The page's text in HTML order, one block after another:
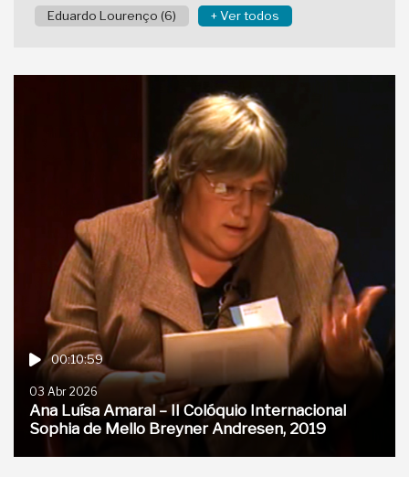
Eduardo Lourenço (6)
+ Ver todos
00:10:59
03 Abr 2026
Ana Luísa Amaral – II Colóquio Internacional
Sophia de Mello Breyner Andresen, 2019